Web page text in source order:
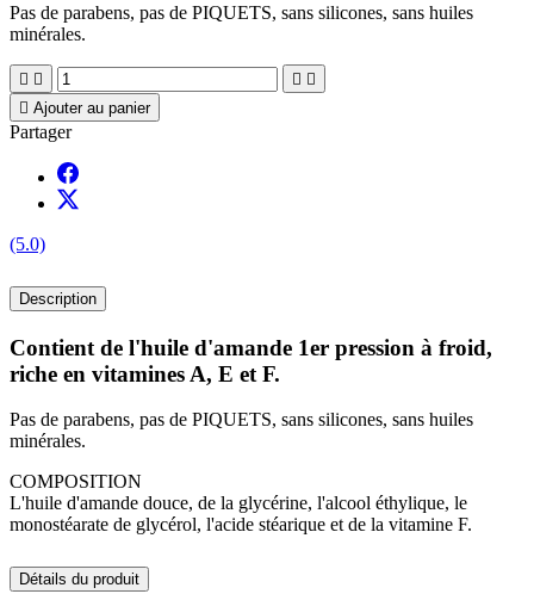
Pas de parabens, pas de PIQUETS, sans silicones, sans huiles
minérales.
   
 Ajouter au panier
Partager
(5.0)
Description
Contient de l'huile d'amande 1er pression à froid,
riche en vitamines A, E et F.
Pas de parabens, pas de PIQUETS, sans silicones, sans huiles
minérales.
COMPOSITION
L'huile d'amande douce, de la glycérine, l'alcool éthylique, le
monostéarate de glycérol, l'acide stéarique et de la vitamine F.
Détails du produit